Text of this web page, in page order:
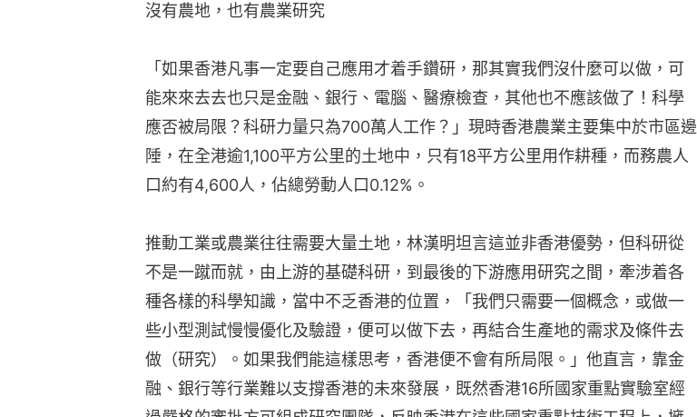
沒有農地，也有農業研究
「如果香港凡事一定要自己應用才着手鑽研，那其實我們沒什麼可以做，可
能來來去去也只是金融、銀行、電腦、醫療檢查，其他也不應該做了！科學
應否被局限？科研力量只為700萬人工作？」現時香港農業主要集中於市區邊
陲，在全港逾1,100平方公里的土地中，只有18平方公里用作耕種，而務農人
口約有4,600人，佔總勞動人口0.12%。
推動工業或農業往往需要大量土地，林漢明坦言這並非香港優勢，但科研從
不是一蹴而就，由上游的基礎科研，到最後的下游應用研究之間，牽涉着各
種各樣的科學知識，當中不乏香港的位置，「我們只需要一個概念，或做一
些小型測試慢慢優化及驗證，便可以做下去，再結合生產地的需求及條件去
做（研究）。如果我們能這樣思考，香港便不會有所局限。」他直言，靠金
融、銀行等行業難以支撐香港的未來發展，既然香港16所國家重點實驗室經